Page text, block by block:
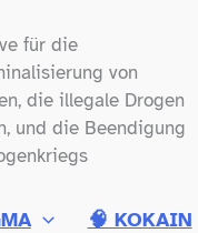
für die
von
die illegale Drogen
und die Beendigung
🧠 KOKAIN